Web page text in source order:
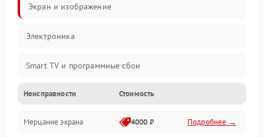
Экран и изображение
Электроника
Smart TV и программные сбои
Питание и запуск
Подсветка и LED-модули
Неисправности Стоимость
Мерцание экрана 4000 ₽ Подробнее →